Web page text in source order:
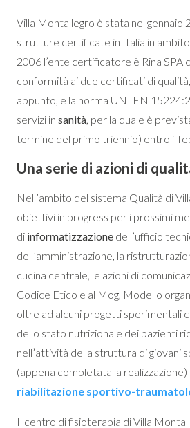
Villa Montallegro è stata nel gennaio
strutture certificate in Italia in ambito
2006 l’ente certificatore è Rina SPA
conformità ai due certificati di
appunto, e la norma UNI EN
servizi in sanità, per la quale è
termine del primo triennio) entro il
Una serie di azioni di
Nell’ambito del sistema Qualità di
obiettivi in progress per i prossimi
di informatizzazione dell’ufficio
dell’amministrazione, la
cucina centrale, le azioni di
Codice Etico e al Mog, Modello
oltre ad alcuni progetti sperimentali
dello stato nutrizionale dei pazienti
nell’attività della struttura di giovani
(appena completata la realizzazione)
riabilitazione sportivo-
Il centro di fisioterapia di Villa